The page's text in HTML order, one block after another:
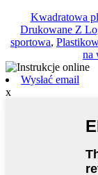
Kwadratowa
Drukowane Z
sportowa,
na
Wysłać email
x